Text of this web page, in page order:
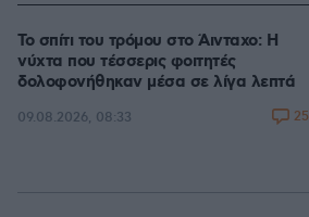
Το σπίτι του τρόμου στο Άινταχο: Η
νύχτα που τέσσερις φοιτητές
δολοφονήθηκαν μέσα σε λίγα λεπτά
09.08.2026, 08:33 25